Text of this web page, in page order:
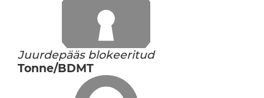
Juurdepääs blokeeritud
Tonne/BDMT